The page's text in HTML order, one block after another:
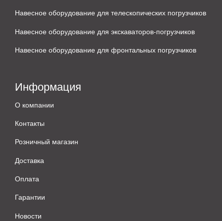
Навесное оборудование для телескопических погрузчиков
Навесное оборудование для экскаваторов-погрузчиков
Навесное оборудование для фронтальных погрузчиков
Информация
О компании
Контакты
Розничный магазин
Доставка
Оплата
Гарантии
Новости